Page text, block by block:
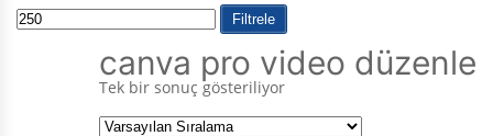
Filtrele
canva pro video düzenle
Tek bir sonuç gösteriliyor